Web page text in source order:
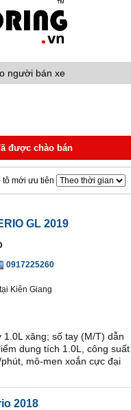
người bán xe
được chào bán
tô mới ưu tiên
GL 2019
0917225260
tại Kiên Giang
xăng; số tay (M/T) dẫn
dung tích 1.0L, công suất
mô-men xoắn cực đại
2018